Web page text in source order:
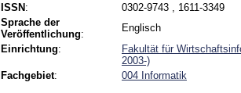
ISSN :
0302-9743 , 1611-3349
Sprache der
Veröffentlichung:
Englisch
Einrichtung:
Fakultät für
2003-)
Fachgebiet: 004 Informatik